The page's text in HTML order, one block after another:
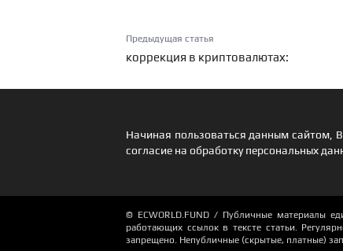
Предыдущая статья
коррекция в криптовалютах:
Начиная пользоваться данным сайтом,
согласие на обработку персональных
© ECWORLD.FUND / Публичные материалы
работающих ссылок в тексте статьи.
запрещено. Непубличные (скрытые, платные)